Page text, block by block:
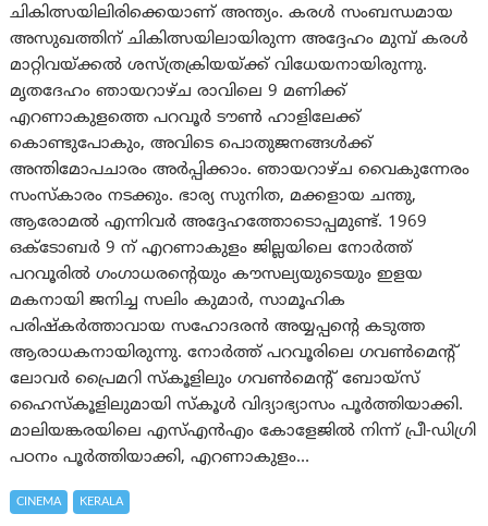
ചികിത്സയിലിരിക്കെയാണ് അന്ത്യം. കരൾ സംബന്ധമായ
അസുഖത്തിന് ചികിത്സയിലായിരുന്ന അദ്ദേഹം മുമ്പ് കരൾ
മാറ്റിവയ്ക്കൽ ശസ്ത്രക്രിയയ്ക്ക് വിധേയനായിരുന്നു.
മൃതദേഹം ഞായറാഴ്ച രാവിലെ 9 മണിക്ക്
എറണാകുളത്തെ പറവൂർ ടൗൺ ഹാളിലേക്ക്
കൊണ്ടുപോകും, ​​അവിടെ പൊതുജനങ്ങൾക്ക്
അന്തിമോപചാരം അർപ്പിക്കാം. ഞായറാഴ്ച വൈകുന്നേരം
സംസ്കാരം നടക്കും. ഭാര്യ സുനിത, മക്കളായ ചന്തു,
ആരോമൽ എന്നിവർ അദ്ദേഹത്തോടൊപ്പമുണ്ട്. 1969
ഒക്ടോബർ 9 ന് എറണാകുളം ജില്ലയിലെ നോർത്ത്
പറവൂരിൽ ഗംഗാധരന്റെയും കൗസല്യയുടെയും ഇളയ
മകനായി ജനിച്ച സലിം കുമാർ, സാമൂഹിക
പരിഷ്കർത്താവായ സഹോദരൻ അയ്യപ്പന്റെ കടുത്ത
ആരാധകനായിരുന്നു. നോർത്ത് പറവൂരിലെ ഗവൺമെന്റ്
ലോവർ പ്രൈമറി സ്കൂളിലും ഗവൺമെന്റ് ബോയ്‌സ്
ഹൈസ്കൂളിലുമായി സ്കൂൾ വിദ്യാഭ്യാസം പൂർത്തിയാക്കി.
മാലിയങ്കരയിലെ എസ്എൻഎം കോളേജിൽ നിന്ന് പ്രീ-ഡിഗ്രി
പഠനം പൂർത്തിയാക്കി, എറണാകുളം…
CINEMA KERALA